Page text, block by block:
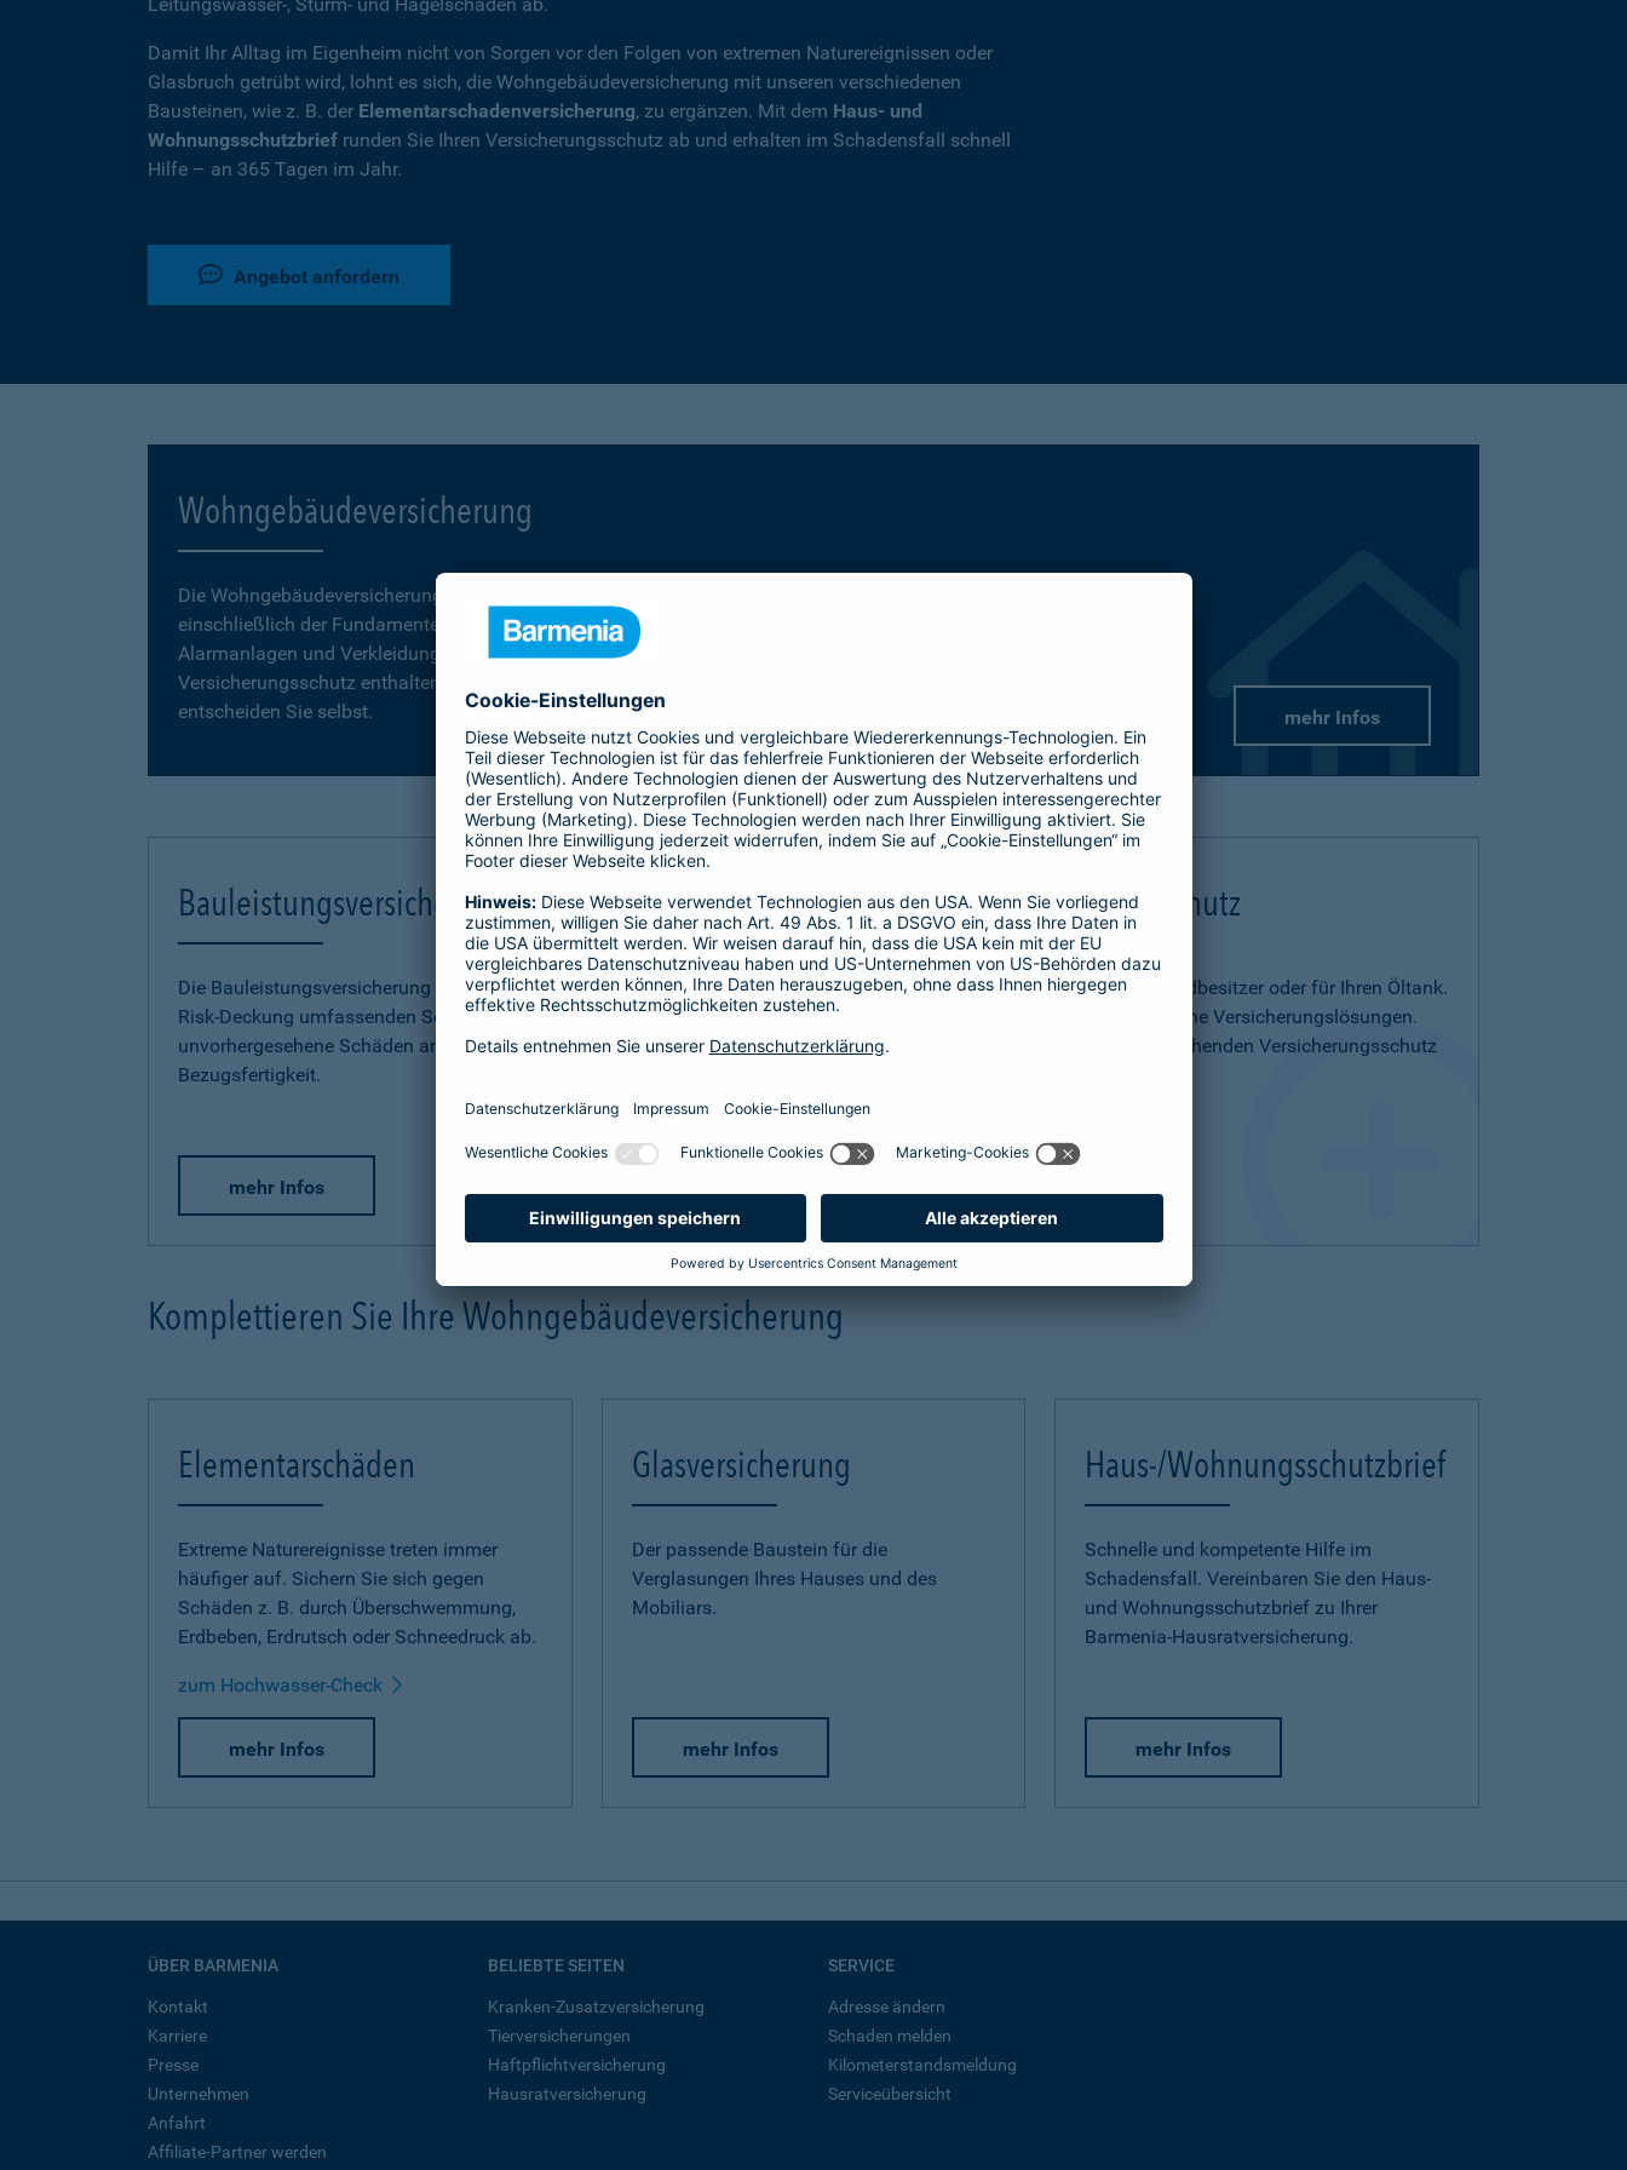
Damit Ihr Alltag im Eigenheim nicht von Sorgen vor den Folgen von extremen Naturereignissen oder
Glasbruch getrübt wird, lohnt es sich, die Wohngebäudeversicherung mit unseren verschiedenen
Bausteinen, wie z. B. der Elementarschadenversicherung, zu ergänzen. Mit dem Haus- und
Wohnungsschutzbrief runden Sie Ihren Versicherungsschutz ab und erhalten im Schadensfall schnell
Hilfe – an 365 Tagen im Jahr.
Angebot anfordern
Wohngebäudeversicherung
Die Wohngebäudeversicherung umfasst das gesamte Gebäude mit seinen Bestandteilen
einschließlich der Fundamente, Grund- und Kellermauern. Zubehör, wie z. B. Antennen, Markisen,
Alarmanlagen und Verkleidungen, wie z. B. Schindelverkleidung, sind ebenfalls im
Versicherungsschutz enthalten. Vergleichen Sie den Basis-, Top- und Premium-Schutz und
entscheiden Sie selbst.
mehr Infos
Bauleistungsversicherung
Die Bauleistungsversicherung der Barmenia bietet Ihnen mit der All-
Risk-Deckung umfassenden Schutz vor finanziellen Verlusten durch
unvorhergesehene Schäden an Ihrem Neubau - bis zur
Bezugsfertigkeit.
mehr Infos
Ergänzender Haftpflichtschutz
Ob als Bauherr, bereits Haus- und Grundbesitzer oder für Ihren Öltank.
Individuelle Situationen benötigen eigene Versicherungslösungen.
Hier bietet Ihnen die Barmenia entsprechenden Versicherungsschutz
Komplettieren Sie Ihre Wohngebäudeversicherung
Elementarschäden
Extreme Naturereignisse treten immer
häufiger auf. Sichern Sie sich gegen
Schäden z. B. durch Überschwemmung,
Erdbeben, Erdrutsch oder Schneedruck ab.
zum Hochwasser-Check
mehr Infos
Glasversicherung
Der passende Baustein für die
Verglasungen Ihres Hauses und des
Mobiliars.
mehr Infos
Haus-/Wohnungsschutzbrief
Schnelle und kompetente Hilfe im
Schadensfall. Vereinbaren Sie den Haus-
und Wohnungsschutzbrief zu Ihrer
Barmenia-Hausratversicherung.
mehr Infos
ÜBER BARMENIA
Kontakt
Karriere
Presse
Unternehmen
Anfahrt
Affiliate-Partner werden
BELIEBTE SEITEN
Kranken-Zusatzversicherung
Tierversicherungen
Haftpflichtversicherung
Hausratversicherung
SERVICE
Adresse ändern
Schaden melden
Kilometerstandsmeldung
Serviceübersicht